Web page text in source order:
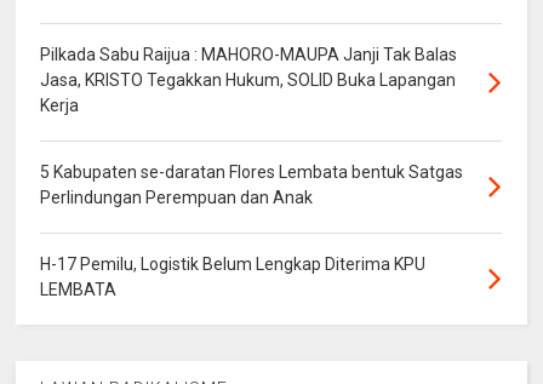
Pilkada Sabu Raijua : MAHORO-MAUPA Janji Tak Balas
Jasa, KRISTO Tegakkan Hukum, SOLID Buka Lapangan
Kerja
5 Kabupaten se-daratan Flores Lembata bentuk Satgas
Perlindungan Perempuan dan Anak
H-17 Pemilu, Logistik Belum Lengkap Diterima KPU
LEMBATA